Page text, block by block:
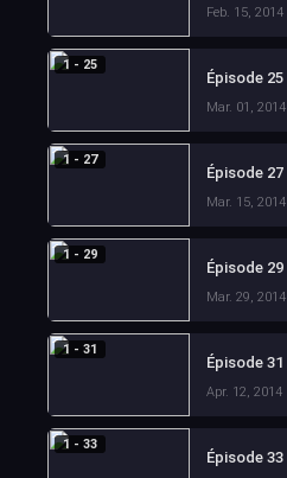
Feb. 15, 2014
1 - 25
Épisode 25
Mar. 01, 2014
1 - 27
Épisode 27
Mar. 15, 2014
1 - 29
Épisode 29
Mar. 29, 2014
1 - 31
Épisode 31
Apr. 12, 2014
1 - 33
Épisode 33